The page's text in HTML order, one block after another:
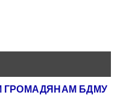
ГРОМАДЯНАМ БДМУ